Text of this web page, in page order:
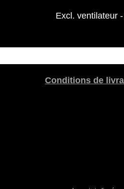
Excl. ventilateur
Conditions de